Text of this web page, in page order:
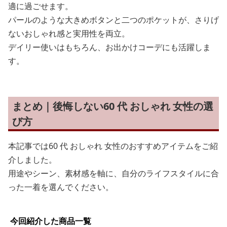
適に過ごせます。
パールのような大きめボタンと二つのポケットが、さりげ
ないおしゃれ感と実用性を両立。
デイリー使いはもちろん、お出かけコーデにも活躍しま
す。
まとめ｜後悔しない60 代 おしゃれ 女性の選
び方
本記事では60 代 おしゃれ 女性のおすすめアイテムをご紹
介しました。
用途やシーン、素材感を軸に、自分のライフスタイルに合
った一着を選んでください。
今回紹介した商品一覧